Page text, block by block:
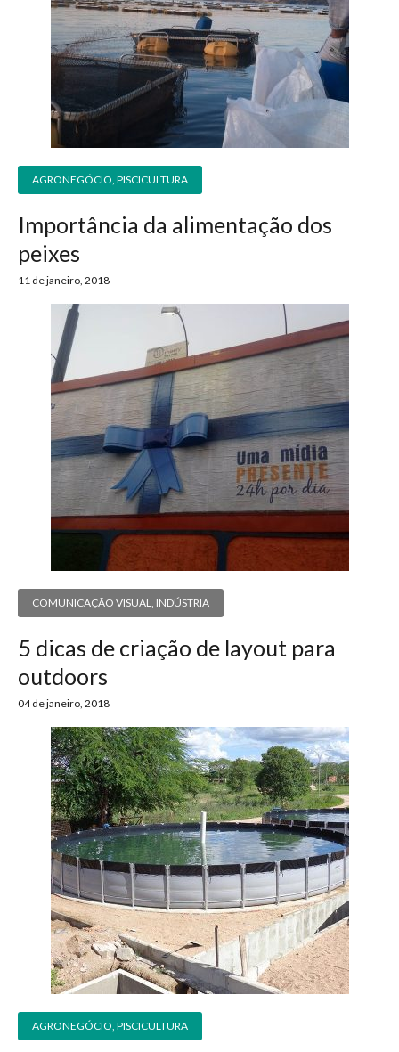
AGRONEGÓCIO PISCICULTURA
Importância da alimentação dos
peixes
11 de janeiro, 2018
COMUNICAÇÃO VISUAL INDÚSTRIA
5 dicas de criação de layout para
outdoors
04 de janeiro, 2018
AGRONEGÓCIO PISCICULTURA